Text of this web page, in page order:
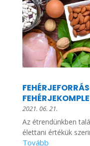
2021. 06. 21.
Az étrendünkben
élettani értékük